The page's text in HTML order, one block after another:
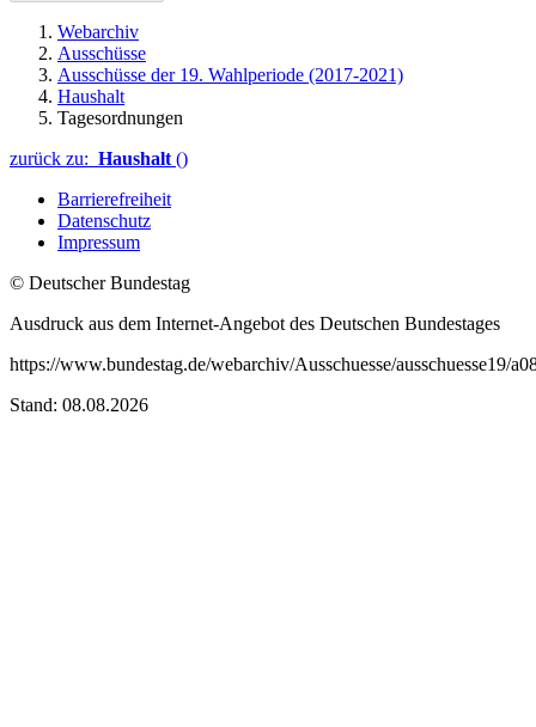
Webarchiv
Ausschüsse
Ausschüsse der 19. Wahlperiode (2017-2021)
Haushalt
Tagesordnungen
zurück zu: Haushalt ()
Barrierefreiheit
Datenschutz
Impressum
© Deutscher Bundestag
Ausdruck aus dem Internet-Angebot des Deutschen Bundestages
https://www.bundestag.de/webarchiv/Ausschuesse/ausschuesse19/
Stand: 08.08.2026